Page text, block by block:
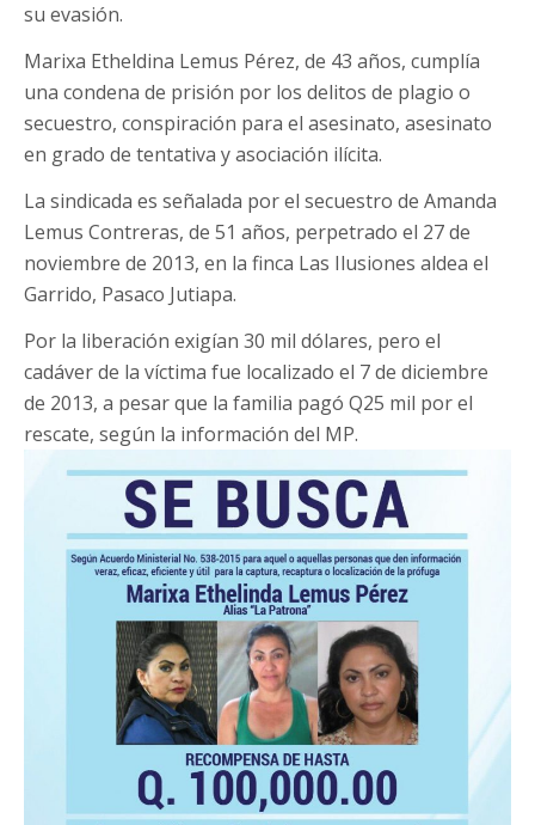
su evasión.
Marixa Etheldina Lemus Pérez, de 43 años, cumplía
una condena de prisión por los delitos de plagio o
secuestro, conspiración para el asesinato, asesinato
en grado de tentativa y asociación ilícita.
La sindicada es señalada por el secuestro de Amanda
Lemus Contreras, de 51 años, perpetrado el 27 de
noviembre de 2013, en la finca Las Ilusiones aldea el
Garrido, Pasaco Jutiapa.
Por la liberación exigían 30 mil dólares, pero el
cadáver de la víctima fue localizado el 7 de diciembre
de 2013, a pesar que la familia pagó Q25 mil por el
rescate, según la información del MP.